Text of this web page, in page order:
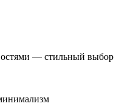
— стильный выбор